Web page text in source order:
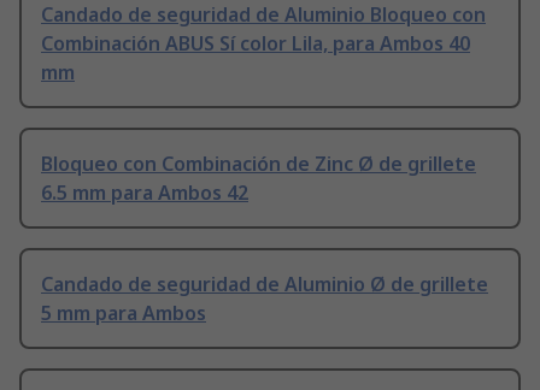
Candado de seguridad de Aluminio Bloqueo con
Combinación ABUS Sí color Lila, para Ambos 40
mm
Bloqueo con Combinación de Zinc Ø de grillete
6.5 mm para Ambos 42
Candado de seguridad de Aluminio Ø de grillete
5 mm para Ambos